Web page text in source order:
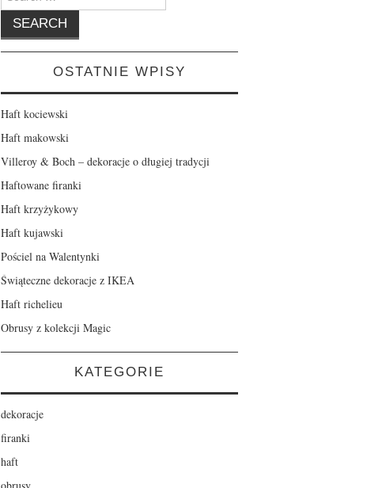
for:
OSTATNIE WPISY
Haft kociewski
Haft makowski
Villeroy & Boch – dekoracje o długiej tradycji
Haftowane firanki
Haft krzyżykowy
Haft kujawski
Pościel na Walentynki
Świąteczne dekoracje z IKEA
Haft richelieu
Obrusy z kolekcji Magic
KATEGORIE
dekoracje
firanki
haft